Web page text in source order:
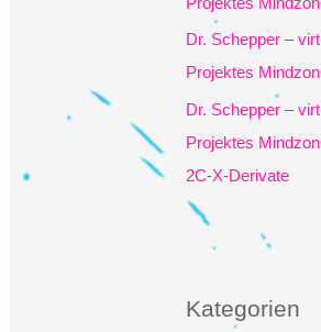
Dr. Schepper –
Projektes
Dr. Schepper –
Projektes
2C-X-Derivate
Kategorien